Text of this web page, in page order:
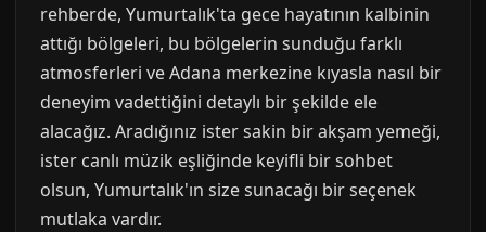
rehberde, Yumurtalık'ta gece hayatının kalbinin
attığı bölgeleri, bu bölgelerin sunduğu farklı
atmosferleri ve Adana merkezine kıyasla nasıl bir
deneyim vadettiğini detaylı bir şekilde ele
alacağız. Aradığınız ister sakin bir akşam yemeği,
ister canlı müzik eşliğinde keyifli bir sohbet
olsun, Yumurtalık'ın size sunacağı bir seçenek
mutlaka vardır.